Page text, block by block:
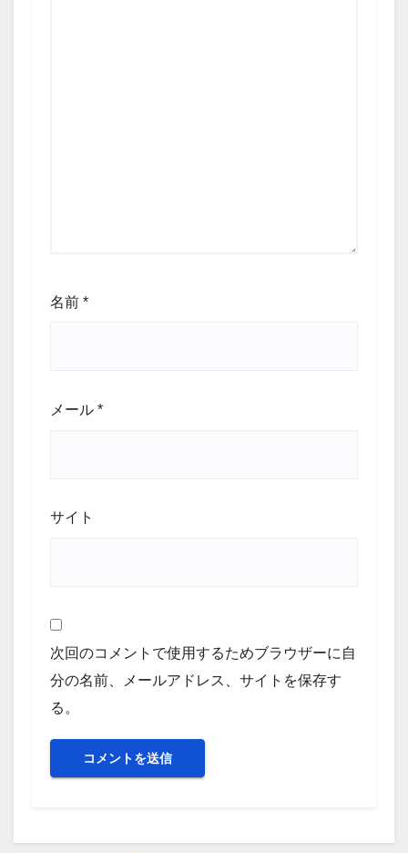
名前 *
メール *
サイト
次回のコメントで使用するためブラウザーに自
分の名前、メールアドレス、サイトを保存す
る。